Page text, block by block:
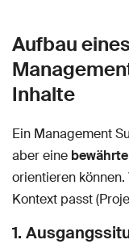
Aufbau
Inhalte
Ein Management
aber eine
orientieren
Kontext passt
1.